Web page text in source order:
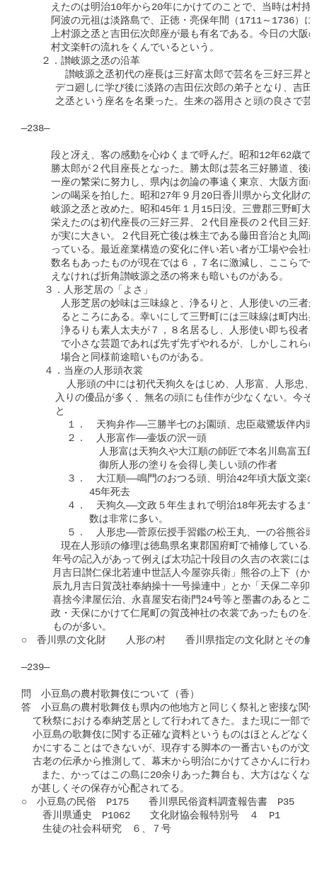
えたのは明治10年から20年にかけてのことで、当時は村持
阿波の元祖は淡路島で、正徳・亮保年間（1711～1736）に
上村源之丞と吉田伝次郎座が最も有名である。今日の大阪の
村文楽軒の流れをくんでいるという。
２．讃岐源之丞の沿革
　讃岐源之丞初代の座長は三好富太郎で芸名を三好三昇と
デコ廻しに学び後に淡路の吉田伝次郎の弟子となり、吉田
之丞という座名を名乗った。生来の器用さと頭の良さで芸
―238―
段と冴え、客の感動を心ゆくまで呼んだ。昭和12年62歳で
勝太郎が２代目座長となった。勝太郎は芸名三好勝道、後改
一座の繁栄に努力し、県内は勿論の事遠く東京、大阪方面に
ンの喝采を拍した。昭和27年９月20日香川県から文化財の
岐源之丞と改めた。昭和45年１月15日没。三豊郡三野町大
栄えたのは初代座長の三好三昇、２代目座長の２代目三好三
が実に大きい。２代目死亡後は株主である藤田音治と丸岡政
っている。最近産業構造の変化に伴い若い者が工場や会社に
数名もあったものが現在では６，７名に激減し、ここらで何
えなければ折角讃岐源之丞の将来も暗いものがある。
    ３．人形芝居の「よさ」
人形芝居の妙味は三味線と、浄るりと、人形使いの三者が
るところにある。幸いにして三野町には三味線は町内出身
浄るりも素人太夫が７，８名居るし、人形使い即ち役者も
で小さな芸題であれば先ず先ずやれるが、しかしこれらの
場合と同様前途暗いものがある。
    ４．当座の人形頭衣裳
人形頭の中には初代天狗久をはじめ、人形富、人形忠、
入りの優品が多く、無名の頭にも佳作が少なくない。今そ
      と
        １．　天狗弁作――三勝半七のお園頭、忠臣蔵鷺坂伴内頭
        ２．　人形富作――壷坂の沢一頭
            　人形富は天狗久や大江順の師匠で本名川島富五郎
            　御所人形の塗りを会得し美しい頭の作者
３．　大江順――鳴門のおつる頭、明治42年頃大阪文楽
            45年死去
４．　天狗久――文政５年生まれで明治18年死去するま
            数は非常に多い。
５．　人形忠――菅原伝授手習鑑の松王丸、一の谷熊谷
現在人形頭の修理は徳島県名東郡国府町で補修している。
年号の記入があって例えば太功記十段目の久吉の衣裳には
月吉日讃仁保北若連中世話人今屋弥兵衛」熊谷の上下（か
辰九月吉日賀茂社奉納操十一号操連中」とか「天保二辛卯
喜捨今津屋伝治、永喜屋安右衛門24号等と墨書のあるとこ
政・天保にかけて仁尾町の賀茂神社の衣裳であったものを三
ものが多い。
○　香川県の文化財　　人形の村　　香川県指定の文化財とその
―239―
問　小豆島の農村歌舞伎について（香）
答　小豆島の農村歌舞伎も県内の他地方と同じく祭礼と密接な関
て秋祭における奉納芝居として行われてきた。また現に一部で
小豆島の歌舞伎に関する正確な資料というものはほとんどなく
かにすることはできないが、現存する脚本の一番古いものが文
古老の伝承から推測して、幕末から明治にかけてさかんに行わ
また、かってはこの島に20余りあった舞台も、大方はなくな
が甚しくその保存が心配されてる。
○　小豆島の民俗　P175　　香川県民俗資料調査報告書　P35
  　香川県通史　P1062　　文化財協会報特別号　４　P1
  　生徒の社会科研究　６、７号